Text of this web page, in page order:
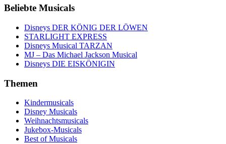
Beliebte Musicals
Disneys DER KÖNIG DER LÖWEN
STARLIGHT EXPRESS
Disneys Musical TARZAN
MJ – Das Michael Jackson Musical
Disneys DIE EISKÖNIGIN
Themen
Kindermusicals
Disney Musicals
Weihnachtsmusicals
Jukebox-Musicals
Best of Musicals